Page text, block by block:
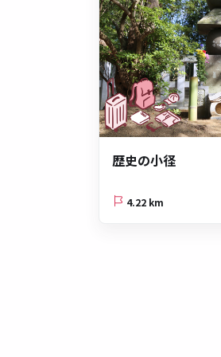
歴史の小径
4.22 km